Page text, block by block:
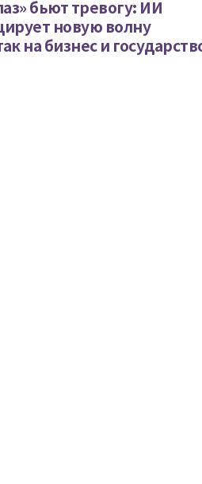
бьют тревогу: ИИ
новую волну
на бизнес и